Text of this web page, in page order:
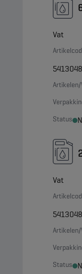
Vat
Status
Vat
Status